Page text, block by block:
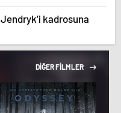
kadrosuna
DİĞER FİLMLER